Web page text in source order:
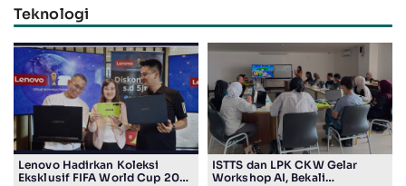
Teknologi
Lenovo Hadirkan Koleksi
Eksklusif FIFA World Cup 2026
ISTTS dan LPK CKW Gelar
Workshop AI, Bekali